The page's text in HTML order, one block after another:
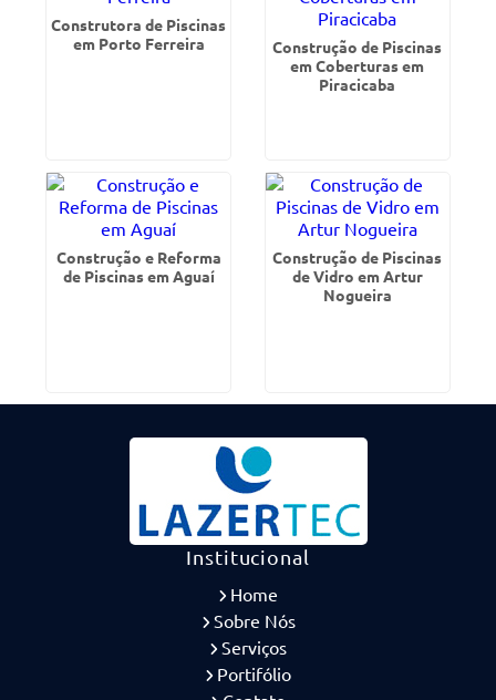
Construtora de Piscinas
em Porto Ferreira
Construção de Piscinas
em Coberturas em
Piracicaba
Construção e Reforma
de Piscinas em Aguaí
Construção de Piscinas
de Vidro em Artur
Nogueira
Institucional
Home
Sobre Nós
Serviços
Portifólio